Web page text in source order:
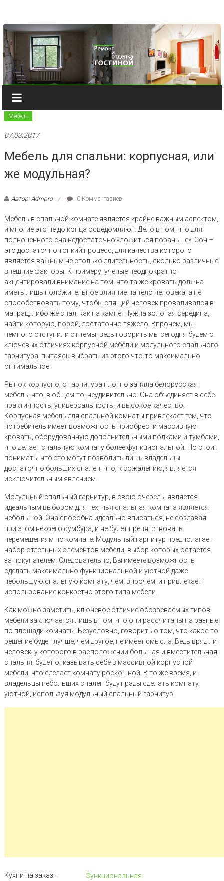
Мебель
07.03.2017
Мебель для спальни: корпусная, или
же модульная?
Автор: Admpro 0 Комментариев
Мебель в спальной комнате является крайне важным аспектом,
и многие это не до конца осведомляют. Дело в том, что для
полноценного сна недостаточно «ложиться пораньше». Сон –
это достаточно тонкий процесс, для качества которого
является важным не столько длительность, сколько различные
внешние факторы. К примеру, ученые неоднократно
акцентировали внимание на том, что та же кровать должна
иметь лишь положительное влияние на тело человека, а не
способствовать тому, чтобы спящий человек проваливался в
матрац, либо же спал, как на камне. Нужна золотая середина,
найти которую, порой, достаточно тяжело. Впрочем, мы
немного отступили от темы, ведь говорить мы сегодня будем о
ключевых отличиях корпусной мебели и модульного спального
гарнитура, пытаясь выбрать из этого что-то максимально
оптимальное.
Рынок корпусного гарнитура плотно заняла белорусская
мебель, что, в общем-то, неудивительно. Она объединяет в себе
практичность, универсальность, и высокое качество.
Корпусная мебель для спальной комнаты привлекает тем, что
потребитель имеет возможность приобрести массивную
кровать, оборудованную дополнительными полками и тумбами,
что делает спальную комнату более функциональной. Но стоит
понимать, что это могут позволить лишь владельцы
достаточно больших спален, что, к сожалению, является
исключительным явлением.
Модульный спальный гарнитур, в свою очередь, является
идеальным выбором для тех, чья спальная комната является
небольшой. Она способна идеально вписаться, не создавая
при этом некоего сумбура, и не будет препятствовать
перемещениям по комнате. Модульный гарнитур предполагает
набор отдельных элементов мебели, выбор которых остается
за покупателем. Следовательно, Вы имеете возможность
сделать максимально функциональной и уютной даже
небольшую спальную комнату, чем, впрочем, и привлекает
использование конкретно этого типа мебели.
Как можно заметить, ключевое отличие обозреваемых типов
мебели заключается лишь в том, что они рассчитаны на разные
по площади комнаты. Безусловно, говорить о том, что какое-то
решение будет лучше, чем другое, не имеет смысла. Ведь вряд ли
человек, у которого в расположении большая и вместительная
спальня, будет отказывать себе в массивной корпусной
мебели, что сделает комнату роскошной. В то же время, и
владельцы небольших спален будут рады сделать комнату
уютной, используя модульный спальный гарнитур.
Кухни на заказ –
Функциональная